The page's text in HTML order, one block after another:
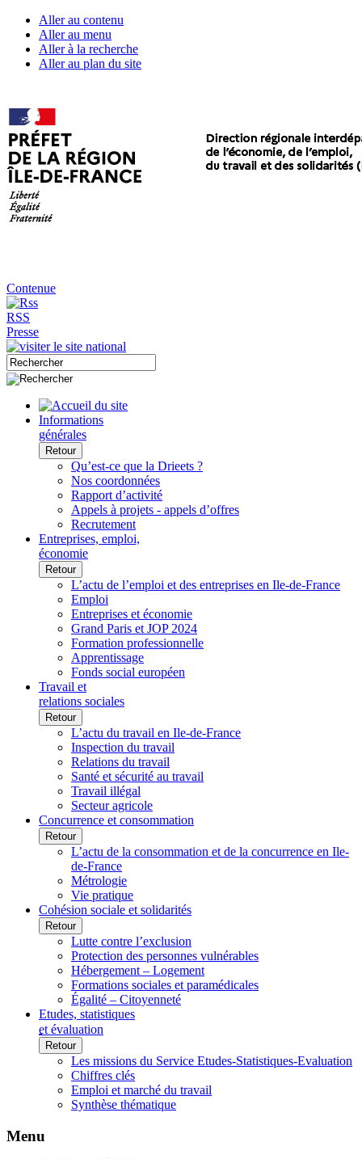
Aller au contenu
Aller au menu
Aller à la recherche
Aller au plan du site
Contenue
RSS
Presse
Informations
générales
Retour
Qu’est-ce que la Drieets ?
Nos coordonnées
Rapport d’activité
Appels à projets - appels d’offres
Recrutement
Entreprises, emploi,
économie
Retour
L’actu de l’emploi et des entreprises en Ile-de-France
Emploi
Entreprises et économie
Grand Paris et JOP 2024
Formation professionnelle
Apprentissage
Fonds social européen
Travail et
relations sociales
Retour
L’actu du travail en Ile-de-France
Inspection du travail
Relations du travail
Santé et sécurité au travail
Travail illégal
Secteur agricole
Concurrence et consommation
Retour
L’actu de la consommation et de la concurrence en Ile-
de-France
Métrologie
Vie pratique
Cohésion sociale et solidarités
Retour
Lutte contre l’exclusion
Protection des personnes vulnérables
Hébergement – Logement
Formations sociales et paramédicales
Égalité – Citoyenneté
Etudes, statistiques
et évaluation
Retour
Les missions du Service Etudes-Statistiques-Evaluation
Chiffres clés
Emploi et marché du travail
Synthèse thématique
Menu